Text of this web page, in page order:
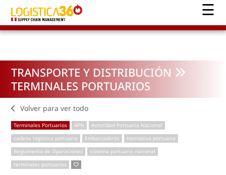
TRANSPORTE Y DISTRIBUCIÓN
TERMINALES PORTUARIOS
Volver para ver todo
Terminales Portuarios APN
Autoridad Portuaria Nacional
cadena logística portuaria
Embarcaderos
normativa portuaria
Reglamento de Operaciones
sistema portuario nacional
terminales portuarios